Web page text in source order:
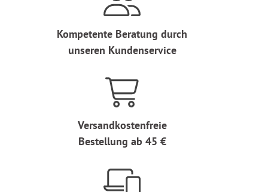
Kompetente Beratung durch
unseren Kundenservice
Versandkostenfreie
Bestellung ab 45 €